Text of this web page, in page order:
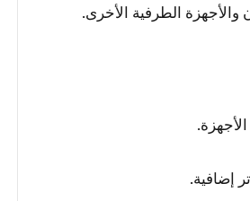
الطرفية الأخرى.
إضافية.